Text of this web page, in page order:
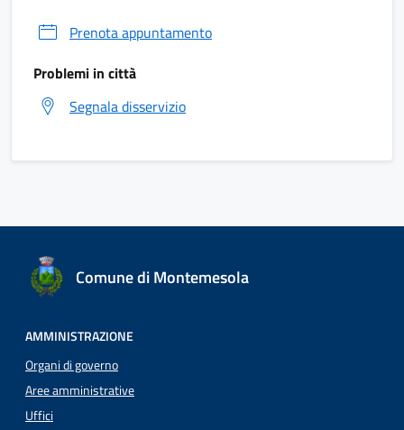
Prenota appuntamento
Problemi in città
Segnala disservizio
Comune di Montemesola
AMMINISTRAZIONE
Organi di governo
Aree amministrative
Uffici